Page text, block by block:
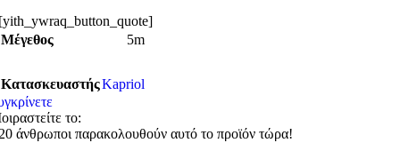
Μέγεθος
5m
ΚατασκευαστήςKapriol
το:
άνθρωποι παρακολουθούν αυτό το προϊόν τώρα!